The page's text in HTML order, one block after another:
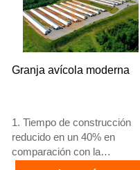
horas Whatsapp NO. :
+8618830120193,
contáctenos para obtener la
lista de precios
Granja avícola moderna
1. Tiempo de construcción
reducido en un 40% en
comparación con la
mampostería